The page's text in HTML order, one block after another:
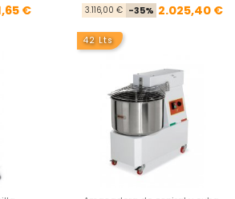
Precio base
Precio
€ 3.116,00 € -35% 2.025,40 €
42 Lts